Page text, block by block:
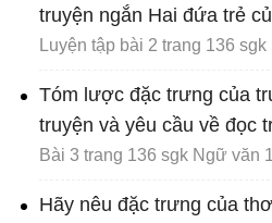
truyện ngắn Hai đứa trẻ
Luyện tập bài 2 trang 136
Tóm lược đặc trưng của
truyện và yêu cầu về đọc
Bài 3 trang 136 sgk Ngữ văn
Hãy nêu đặc trưng của